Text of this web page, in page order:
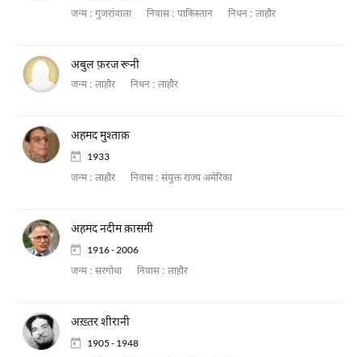
जन्म : गुजरांवाला निवास : पाकिस्तान निधन : लाहौर
अबुल फ़रज रूनी
जन्म : लाहौर निधन : लाहौर
अहमद मुश्ताक़
1933
जन्म : लाहौर निवास : संयुक्त राज्य अमेरिका
अहमद नदीम क़ासमी
1916 - 2006
जन्म : सरगोधा निवास : लाहौर
अख़्तर शीरानी
1905 - 1948